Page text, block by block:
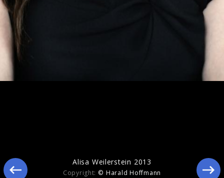
Alisa Weilerstein 2013
Copyright: © Harald Hoffmann